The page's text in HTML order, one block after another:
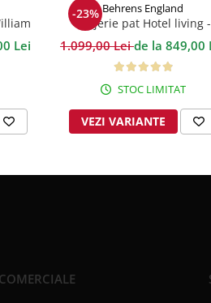
Lei
-23% Behrens England
Lenjerie pat Hotel living -
1000TC Alb
1.099,00 Leide la 849,00
STOC LIMITAT
VEZI VARIANTE